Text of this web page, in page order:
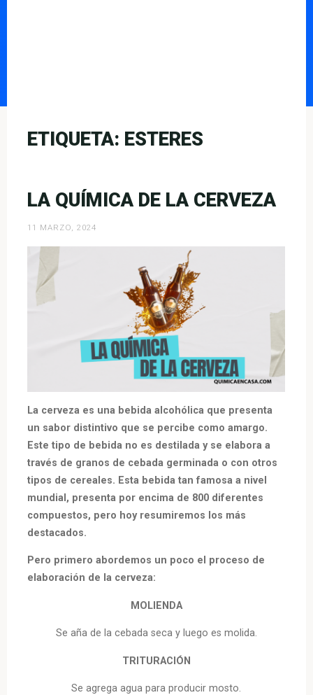
ETIQUETA: ESTERES
LA QUÍMICA DE LA CERVEZA
11 MARZO, 2024
La cerveza es una bebida alcohólica que presenta
un sabor distintivo que se percibe como amargo.
Este tipo de bebida no es destilada y se elabora a
través de granos de cebada germinada o con otros
tipos de cereales. Esta bebida tan famosa a nivel
mundial, presenta por encima de 800 diferentes
compuestos, pero hoy resumiremos los más
destacados.
Pero primero abordemos un poco el proceso de
elaboración de la cerveza:
MOLIENDA
Se aña de la cebada seca y luego es molida.
TRITURACIÓN
Se agrega agua para producir mosto.